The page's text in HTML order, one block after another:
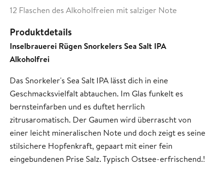
12 Flaschen des Alkoholfreien mit salziger Note
Produktdetails
Inselbrauerei Rügen Snorkelers Sea Salt IPA
Alkoholfrei
Das Snorkeler's Sea Salt IPA lässt dich in eine
Geschmacksvielfalt abtauchen. Im Glas funkelt es
bernsteinfarben und es duftet herrlich
zitrusaromatisch. Der Gaumen wird überrascht von
einer leicht mineralischen Note und doch zeigt es seine
stilsichere Hopfenkraft, gepaart mit einer fein
eingebundenen Prise Salz. Typisch Ostsee-erfrischend.!